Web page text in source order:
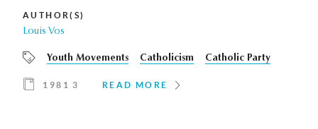
AUTHOR(S)
Louis Vos
Youth Movements Catholicism Catholic Party
1981 3 READ MORE